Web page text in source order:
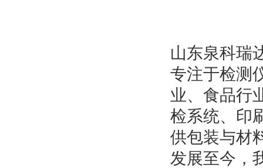
山东泉科瑞
专注于检测
业、食品行
检系统、印
供包装与材
发展至今，